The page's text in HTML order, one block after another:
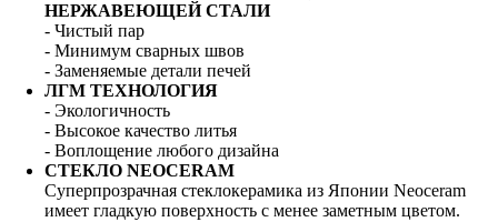
НЕРЖАВЕЮЩЕЙ СТАЛИ
- Чистый пар
- Минимум сварных швов
- Заменяемые детали печей
ЛГМ ТЕХНОЛОГИЯ
- Экологичность
- Высокое качество литья
- Воплощение любого дизайна
СТЕКЛО NEOCERAM
Суперпрозрачная стеклокерамика из Японии Neoceram
имеет гладкую поверхность с менее заметным цветом.